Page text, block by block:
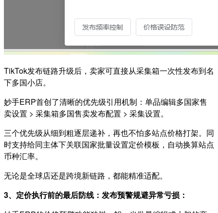
TikTok发布链路升级后，卖家可直接从采集箱一次性发布到名
下多国小店。
妙手ERP首创了清晰的优先级引用机制：单品编辑多国家售
卖设置 > 采集箱多国售卖发布配置 > 采集设置。
三个优先级从细到粗逐层递补，再也不怕多站点价格打架。同
时支持给同主体下关联国家批量设置定价模板，自动换算站点
币种汇率。
无论是全球店还是跨境新链路，都能精准适配。
3、定价执行前的最后防线：发布预警规避异常亏损：